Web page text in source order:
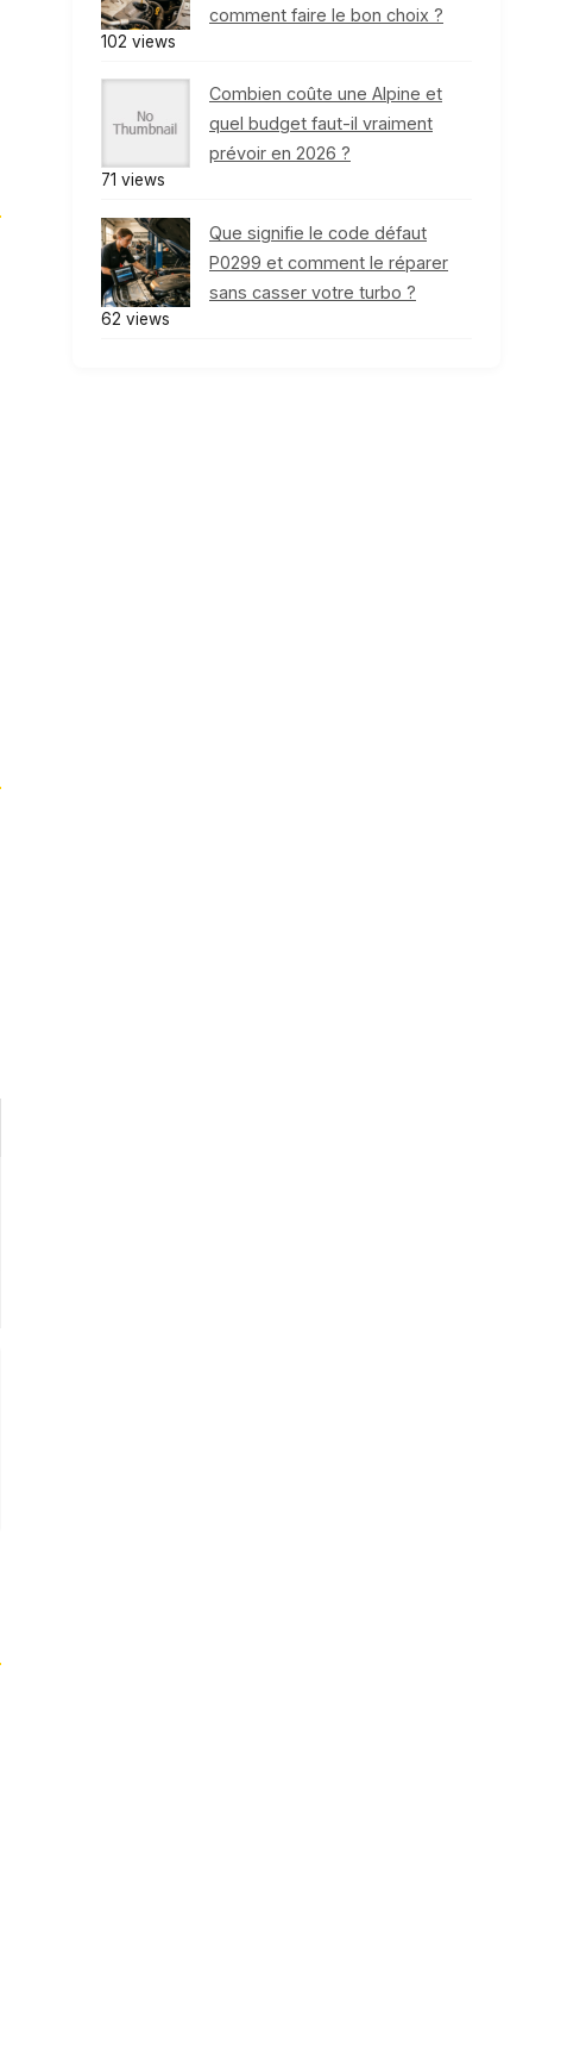
comment faire le bon choix ?
102 views
Combien coûte une Alpine et
quel budget faut-il vraiment
prévoir en 2026 ?
71 views
Que signifie le code défaut
P0299 et comment le réparer
sans casser votre turbo ?
62 views